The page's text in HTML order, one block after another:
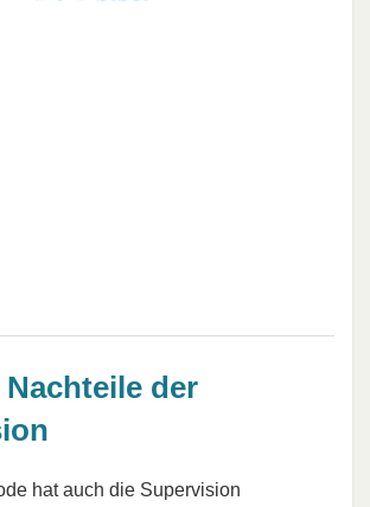
der
hat auch die Supervision